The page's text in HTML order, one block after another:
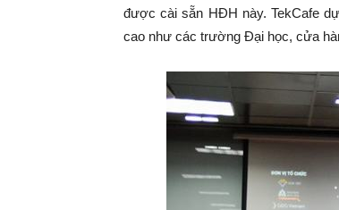
được cài sẵn HĐH này. TekCafe
cao như các trường Đại học, cửa